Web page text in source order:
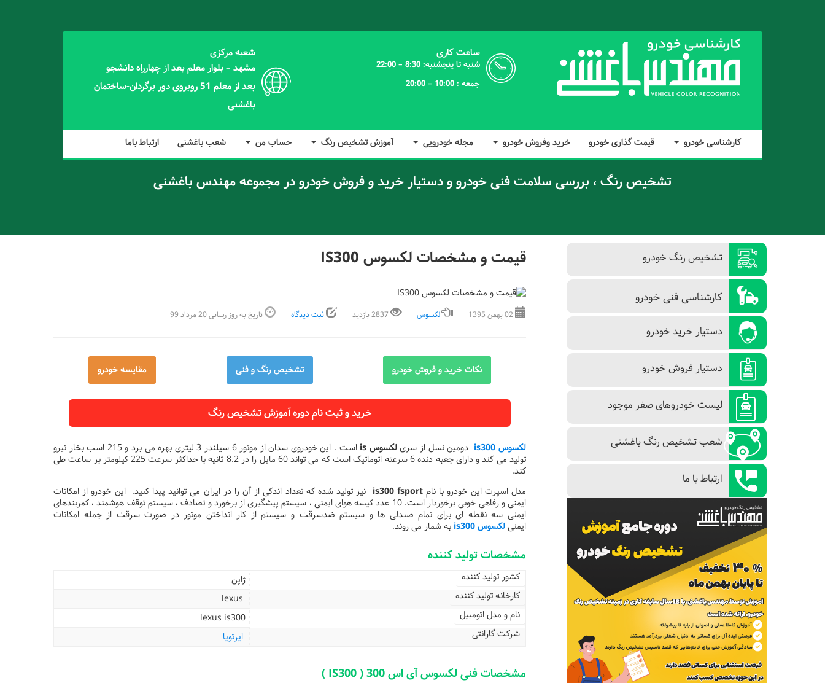
ساعت کاری
شنبه تا پنجشنبه: 8:30 – 22:00
جمعه : 10:00 – 20:00
شعبه مرکزی
مشهد – بلوار معلم بعد از چهارراه دانشجو
بعد از معلم 51 روبروی دور برگردان-ساختمان
باغشنی
کارشناسی خودرو قیمت گذاری خودرو خرید وفروش خودرو مجله خودرویی آموزش تشخیص رنگ حساب من شعب باغشنی ارتباط باما
تشخیص رنگ ، بررسی سلامت فنی خودرو و دستیار خرید و فروش خودرو در مجموعه مهندس باغشنی
تشخیص رنگ خودرو
کارشناسی فنی خودرو
دستیار خرید خودرو
دستیار فروش خودرو
لیست خودروهای صفر موجود
شعب تشخیص رنگ باغشنی
ارتباط با ما
قیمت و مشخصات لکسوس IS300
02 بهمن 1395 لکسوس 2837 بازدید ثبت دیدگاه تاریخ به روز رسانی 20 مرداد 99
نکات خرید و فروش خودرو تشخیص رنگ و فنی مقايسه خودرو
خرید و ثبت نام دوره آموزش تشخیص رنگ
لکسوس is300 دومین نسل از سریلکسوس is
است . این خودروی سدان از موتور 6 سیلندر 3 لیتری بهره می برد و 215 اسب بخار نیرو
تولید می کند و دارای جعبه دنده 6 سرعته اتوماتیک است که می تواند 60 مایل را در 8.2 ثانیه با حداکثر سرعت 225 کیلومتر بر ساعت طی
کند.
مدل اسپرت این خودرو با نامis300 fsport نیز تولید شده که تعداد اندکی از آن را در ایران می توانید پیدا کنید. این خودرو از امکانات
ایمنی و رفاهی خوبی برخوردار است. 10 عدد کیسه هوای ایمنی ، سیستم پیشگیری از برخورد و تصادف ، سیستم توقف هوشمند ، کمربندهای
ایمنی سه نقطه ای برای تمام صندلی ها و سیستم ضدسرقت و سیستم از کار انداختن موتور در صورت سرقت از جمله امکانات
ایمنیلکسوس is300 به شمار می روند.
مشخصات تولید کننده
کشور تولید کننده
ژاپن
کارخانه تولید کننده
نام و مدل اتومبیل
lexus is300
شرکت گارانتی
ایرتویا
مشخصات فنی لکسوس آی اس 300 ( IS300 )